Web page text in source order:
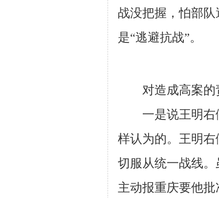
战没把握，怕部
是“逃避抗战”。
对造成高案的
一是说王明右
样认为的。王明
切服从统一战线
主动报重庆要他